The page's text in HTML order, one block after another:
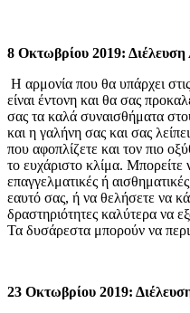
8 Οκτωβρίου 2019: Διέλευση
Η αρμονία που θα υπάρχει
είναι έντονη και θα σας
σας τα καλά συναισθήματα
και η γαλήνη σας και σας
που αφοπλίζετε και τον πιο
το ευχάριστο κλίμα. Μπορείτε
επαγγελματικές ή
εαυτό σας, ή να θελήσετε να
δραστηριότητες καλύτερα να
Τα δυσάρεστα μπορούν να
23 Οκτωβρίου 2019: